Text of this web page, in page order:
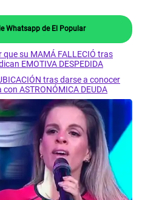
Whatsapp de El Popular
su MAMÁ FALLECIÓ tras
EMOTIVA DESPEDIDA
tras darse a conocer
ASTRONÓMICA DEUDA